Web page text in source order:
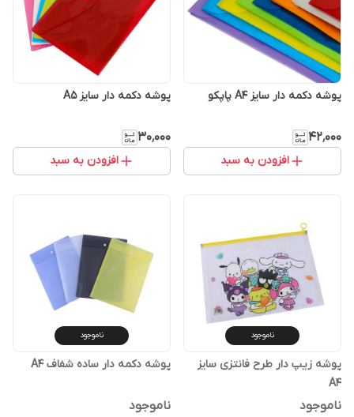
پوشه دکمه دار سایز A4 پاپکو
۴۲٬۰۰۰
افزودن به سبد
پوشه دکمه دار سایز A5
۳۰٬۰۰۰
افزودن به سبد
ناموجود
پوشه زیپ دار طرح فانتزی سایز
A4
ناموجود
ناموجود
پوشه دکمه دار ساده شفاف A4
ناموجود